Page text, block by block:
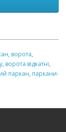
, ворота,
, ворота відкатні,
паркан, паркани-